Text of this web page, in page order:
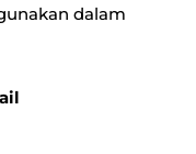
dalam